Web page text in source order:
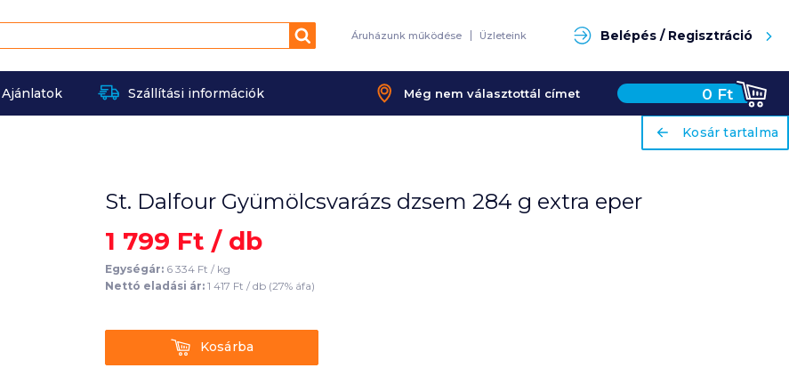
Keresés Áruházunk működése Üzleteink Belépés / Regisztráció
Ajánlatok Szállítási információk Még nem választottál címet 0 Ft
ariaLabel
Kosár tartalma
St. Dalfour Gyümölcsvarázs dzsem 284 g extra eper
1 799 Ft / db
Egységár: 6 334 Ft / kg
Nettó eladási ár: 1 417 Ft / db (27% áfa)
KosárbaKosárba